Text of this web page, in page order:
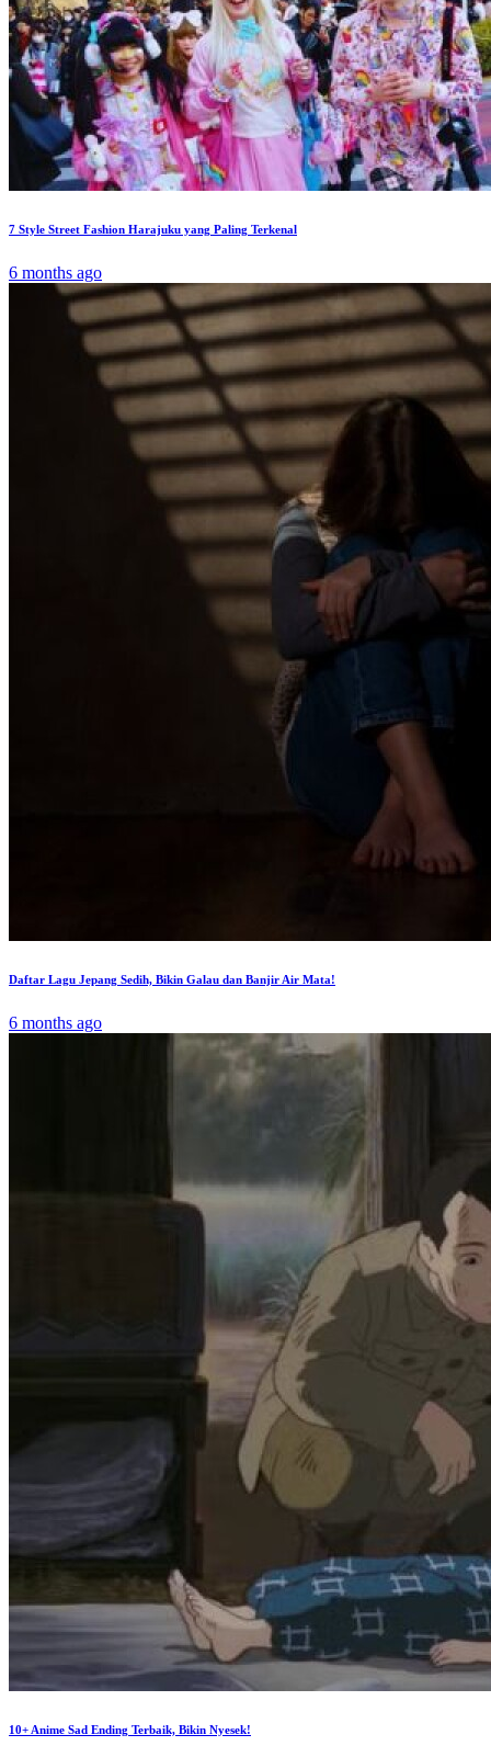
7 Style Street Fashion Harajuku yang Paling Terkenal
6 months ago
Daftar Lagu Jepang Sedih, Bikin Galau dan Banjir Air Mata!
6 months ago
10+ Anime Sad Ending Terbaik, Bikin Nyesek!